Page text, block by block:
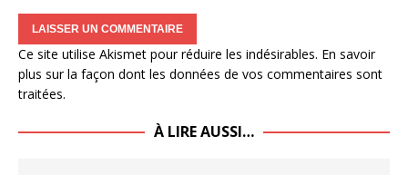
Ce site utilise Akismet pour réduire les indésirables. En savoir
plus sur la façon dont les données de vos commentaires sont
traitées.
À LIRE AUSSI…